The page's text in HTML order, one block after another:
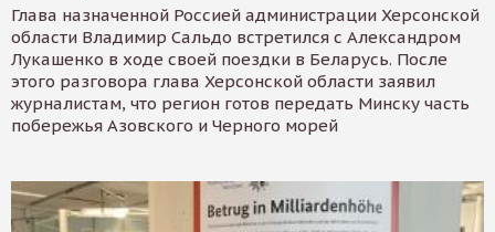
Глава назначенной Россией администрации Херсонской
области Владимир Сальдо встретился с Александром
Лукашенко в ходе своей поездки в Беларусь. После
этого разговора глава Херсонской области заявил
журналистам, что регион готов передать Минску часть
побережья Азовского и Черного морей